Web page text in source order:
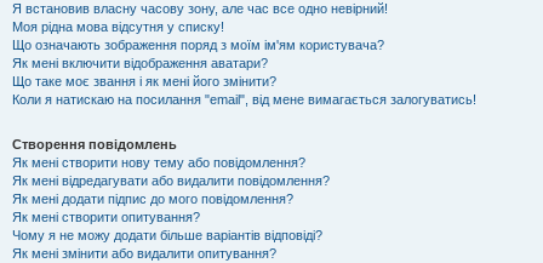
Я встановив власну часову зону, але час все одно невірний!
Моя рідна мова відсутня у списку!
Що означають зображення поряд з моїм ім'ям користувача?
Як мені включити відображення аватари?
Що таке моє звання і як мені його змінити?
Коли я натискаю на посилання "email", від мене вимагається залогуватись!
Створення повідомлень
Як мені створити нову тему або повідомлення?
Як мені відредагувати або видалити повідомлення?
Як мені додати підпис до мого повідомлення?
Як мені створити опитування?
Чому я не можу додати більше варіантів відповіді?
Як мені змінити або видалити опитування?